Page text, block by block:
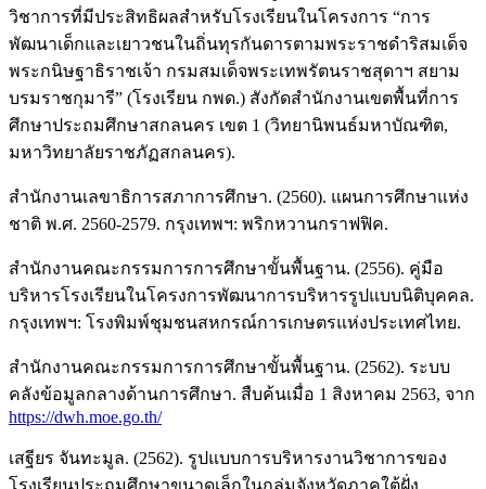
วิชาการที่มีประสิทธิผลสำหรับโรงเรียนในโครงการ “การ
พัฒนาเด็กและเยาวชนในถิ่นทุรกันดารตามพระราชดำริสมเด็จ
พระกนิษฐาธิราชเจ้า กรมสมเด็จพระเทพรัตนราชสุดาฯ สยาม
บรมราชกุมารี” (โรงเรียน กพด.) สังกัดสำนักงานเขตพื้นที่การ
ศึกษาประถมศึกษาสกลนคร เขต 1 (วิทยานิพนธ์มหาบัณฑิต,
มหาวิทยาลัยราชภัฏสกลนคร).
สำนักงานเลขาธิการสภาการศึกษา. (2560). แผนการศึกษาแห่ง
ชาติ พ.ศ. 2560-2579. กรุงเทพฯ: พริกหวานกราฟฟิค.
สำนักงานคณะกรรมการการศึกษาขั้นพื้นฐาน. (2556). คู่มือ
บริหารโรงเรียนในโครงการพัฒนาการบริหารรูปแบบนิติบุคคล.
กรุงเทพฯ: โรงพิมพ์ชุมชนสหกรณ์การเกษตรแห่งประเทศไทย.
สำนักงานคณะกรรมการการศึกษาขั้นพื้นฐาน. (2562). ระบบ
คลังข้อมูลกลางด้านการศึกษา. สืบค้นเมื่อ 1 สิงหาคม 2563, จาก
https://dwh.moe.go.th/
เสฐียร จันทะมูล. (2562). รูปแบบการบริหารงานวิชาการของ
โรงเรียนประถมศึกษาขนาดเล็กในกลุ่มจังหวัดภาคใต้ฝั่ง